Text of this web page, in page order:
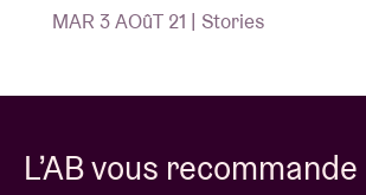
MAR 3 AOûT 21 | Stories
L’AB vous recommande